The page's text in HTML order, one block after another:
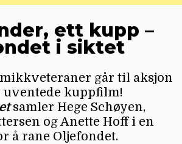
ett kupp –
i siktet
går til aksjon
uventede kuppfilm!
samler Hege Schøyen,
og Anette Hoff i en
å rane Oljefondet.